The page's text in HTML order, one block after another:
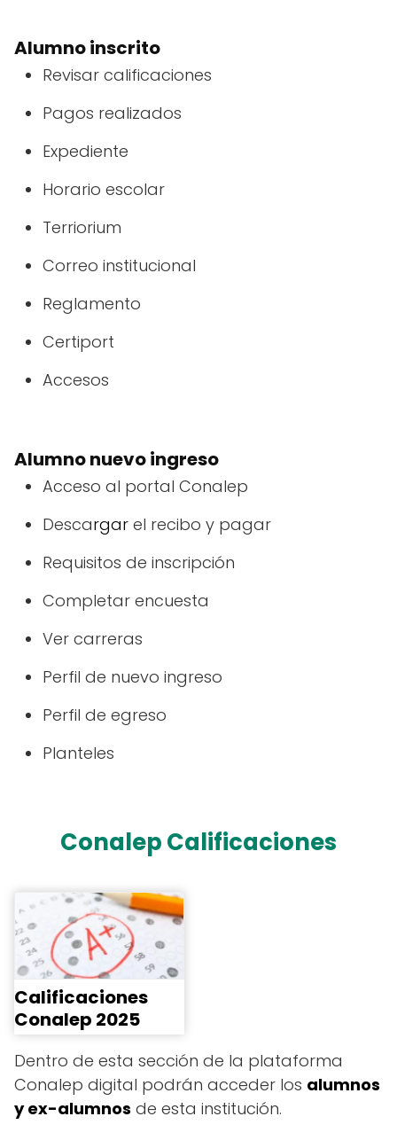
Alumno inscrito
Revisar calificaciones
Pagos realizados
Expediente
Horario escolar
Terriorium
Correo institucional
Reglamento
Certiport
Accesos
Alumno nuevo ingreso
Acceso al portal Conalep
Descargar el recibo y pagar
Requisitos de inscripción
Completar encuesta
Ver carreras
Perfil de nuevo ingreso
Perfil de egreso
Planteles
Conalep Calificaciones
Calificaciones
Conalep 2025
Dentro de esta sección de la plataforma
Conalep digital podrán acceder los alumnos
y ex-alumnos de esta institución.